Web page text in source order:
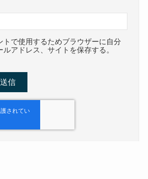
トで使用するためブラウザーに自分
ルアドレス、サイトを保存する。